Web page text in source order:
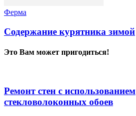
Ферма
Содержание курятника зимой
Это Вам может пригодиться!
Ремонт стен с использованием
стекловолоконных обоев